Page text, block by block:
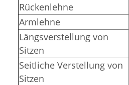
Rückenlehne
Armlehne
Längsverstellung von
Sitzen
Seitliche Verstellung von
Sitzen